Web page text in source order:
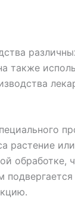
также
растение
обработке,